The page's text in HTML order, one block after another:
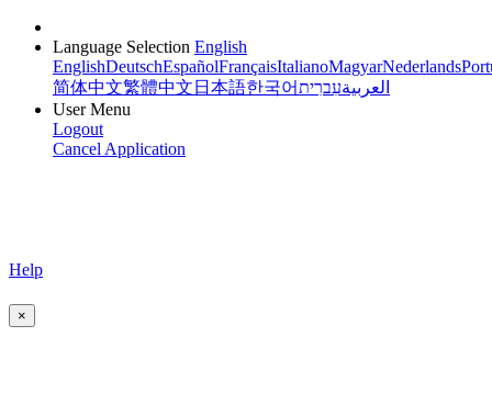
Language Selection English
EnglishDeutschEspañolFrançaisItalianoMagyarNederlands
简体中文繁體中文 日本語한국어 العربيةעִברִית
User Menu
Logout
Cancel Application
Help
×